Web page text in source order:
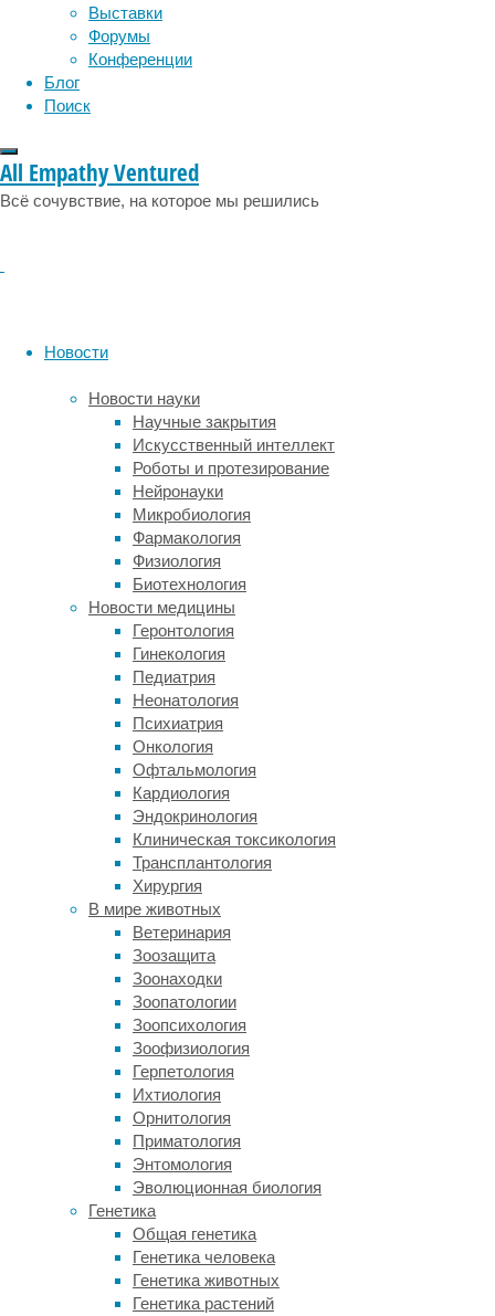
Выставки
Форумы
Конференции
Блог
Поиск
All Empathy Ventured
Всё сочувствие, на которое мы решились
Новости
Новости науки
Научные закрытия
Искусственный интеллект
Роботы и протезирование
Нейронауки
Микробиология
Фармакология
Физиология
Биотехнология
Новости медицины
Геронтология
Гинекология
Педиатрия
Неонатология
Психиатрия
Онкология
Офтальмология
Кардиология
Эндокринология
Клиническая токсикология
Трансплантология
Хирургия
В мире животных
Ветеринария
Зоозащита
Зоонаходки
Зоопатологии
Зоопсихология
Зоофизиология
Герпетология
Ихтиология
Орнитология
Приматология
Энтомология
Эволюционная биология
Генетика
Общая генетика
Генетика человека
Генетика животных
Генетика растений
Пчелы
давно
изучения
памяти.
В
хоботок
запах,
за
которым
следовал
раствор
сахарозы.
Если
запах
сахар
совпадали
во
времени,
пчелы
учились
быстро.
Более
трудная
задача
возникала,
когда
сахар
появлялся
через
несколько
секунд
после
запаха.
таком
варианте
животному
нужно
было
удержать
след
запаха
памяти